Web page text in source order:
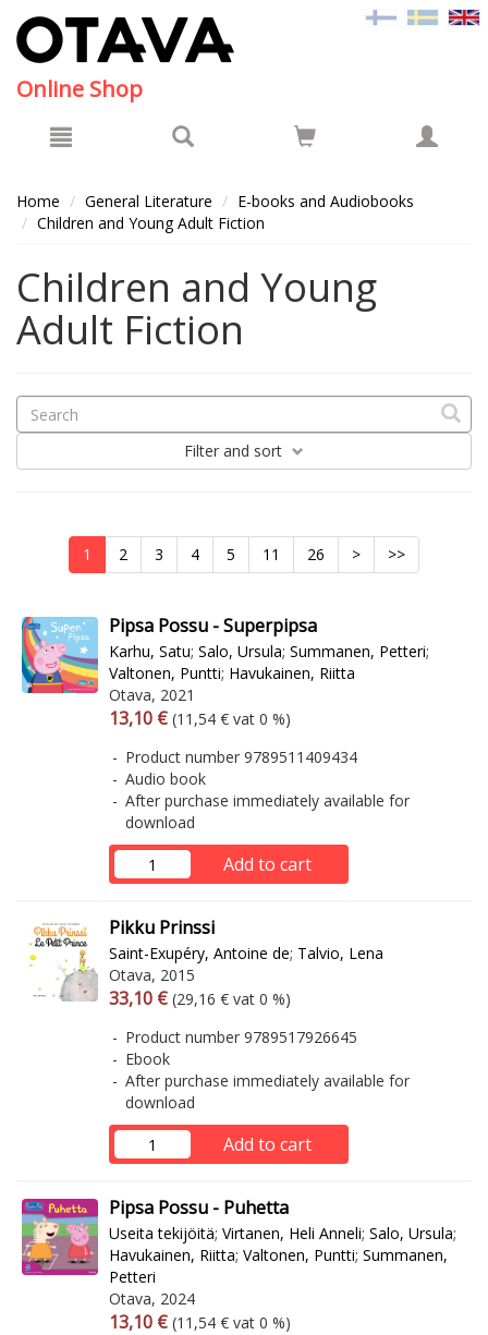
Online Shop
Home General Literature
E-books and Audiobooks
Children and Young Adult Fiction
Children and Young
Adult Fiction
Filter and sort
1 2 3 4 5 11 26 > >>
Pipsa Possu - Superpipsa
Karhu, Satu; Salo, Ursula; Summanen, Petteri;
Valtonen, Puntti; Havukainen, Riitta
Otava, 2021
Arvonlisäverollinen hinta
13,10 € Excl. vat
(11,54 € vat 0 %)
Product number 9789511409434
Audio book
After purchase immediately available for
download
Add to cart
Pikku Prinssi
Saint-Exupéry, Antoine de; Talvio, Lena
Otava, 2015
Arvonlisäverollinen hinta
33,10 € Excl. vat
(29,16 € vat 0 %)
Product number 9789517926645
Ebook
After purchase immediately available for
download
Add to cart
Pipsa Possu - Puhetta
Useita tekijöitä; Virtanen, Heli Anneli; Salo, Ursula;
Havukainen, Riitta; Valtonen, Puntti; Summanen,
Petteri
Otava, 2024
Arvonlisäverollinen hinta
13,10 € Excl. vat
(11,54 € vat 0 %)